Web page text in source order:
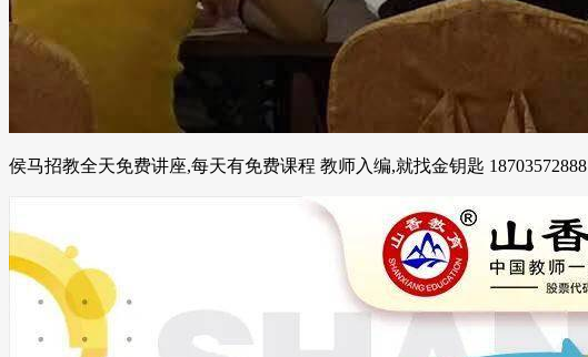
侯马招教全天免费讲座,每天有免费课程 教师入编,就找金钥匙 18703572888